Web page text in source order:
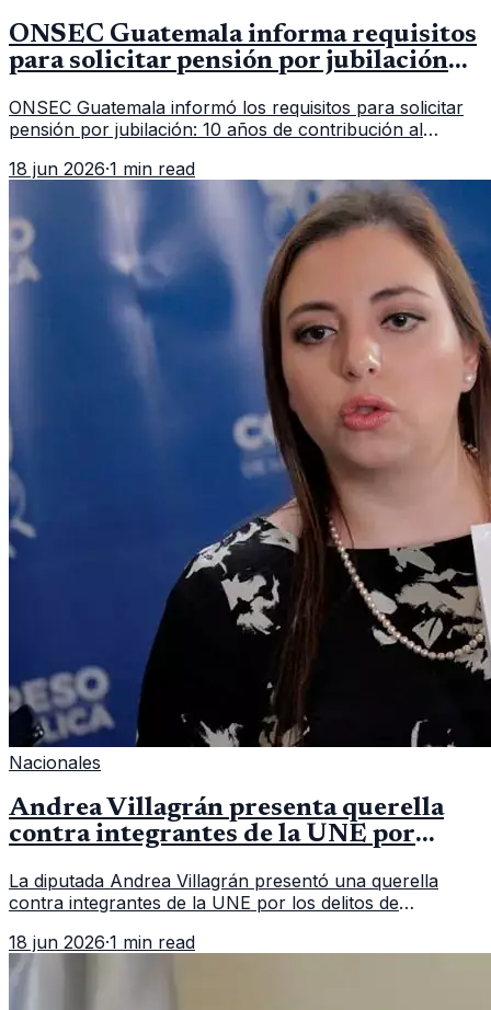
ONSEC Guatemala informa requisitos
para solicitar pensión por jubilación
ONSEC Guatemala informó los requisitos para solicitar
pensión por jubilación: 10 años de contribución al
importar edad.
18 jun 2026·1 min read
Nacionales
Andrea Villagrán presenta querella
contra integrantes de la UNE por
La diputada Andrea Villagrán presentó una querella
contra integrantes de la UNE por los delitos de
18 jun 2026·1 min read